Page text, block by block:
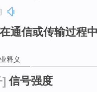
通信或传输过程
释义
] 信号强度